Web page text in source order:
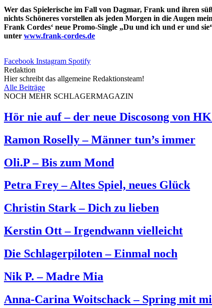
Wer das Spielerische im Fall von Dagmar, Frank und ihren
nichts Schöneres vorstellen als jeden Morgen in die Augen
Frank Cordes‘ neue Promo-Single „Du und ich und er und
unter www.frank-cordes.de
Facebook Instagram Spotify
Redaktion
Hier schreibt das allgemeine Redaktionsteam!
Alle Beiträge
NOCH MEHR SCHLAGERMAGAZIN
Hör nie auf – der neue Discosong von
Ramon Roselly – Männer tun’s immer
Oli.P – Bis zum Mond
Petra Frey – Altes Spiel, neues Glück
Christin Stark – Dich zu lieben
Kerstin Ott – Irgendwann vielleicht
Die Schlagerpiloten – Einmal noch
Nik P. – Madre Mia
Anna-Carina Woitschack – Spring mit